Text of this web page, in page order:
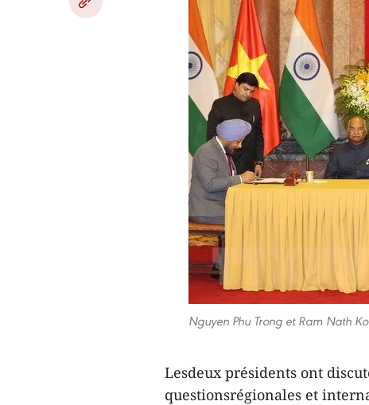
Nguyen Phu Trong et Ram Nath
Lesdeux présidents ont
questionsrégionales et